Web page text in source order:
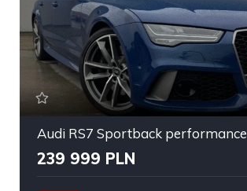
Audi RS7 Sportback performance
239 999 PLN